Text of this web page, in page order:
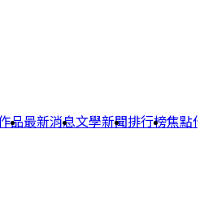
品最新消息文學新聞排行榜焦點